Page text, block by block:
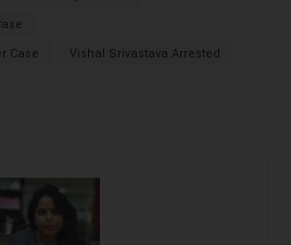
Case Vishal Srivastava Arrested